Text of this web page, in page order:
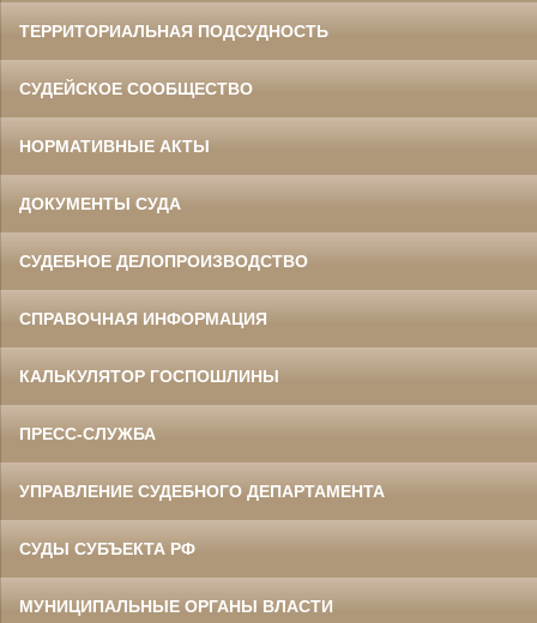
ТЕРРИТОРИАЛЬНАЯ ПОДСУДНОСТЬ
СУДЕЙСКОЕ СООБЩЕСТВО
НОРМАТИВНЫЕ АКТЫ
ДОКУМЕНТЫ СУДА
СУДЕБНОЕ ДЕЛОПРОИЗВОДСТВО
СПРАВОЧНАЯ ИНФОРМАЦИЯ
КАЛЬКУЛЯТОР ГОСПОШЛИНЫ
ПРЕСС-СЛУЖБА
УПРАВЛЕНИЕ СУДЕБНОГО ДЕПАРТАМЕНТА
СУДЫ СУБЪЕКТА РФ
МУНИЦИПАЛЬНЫЕ ОРГАНЫ ВЛАСТИ